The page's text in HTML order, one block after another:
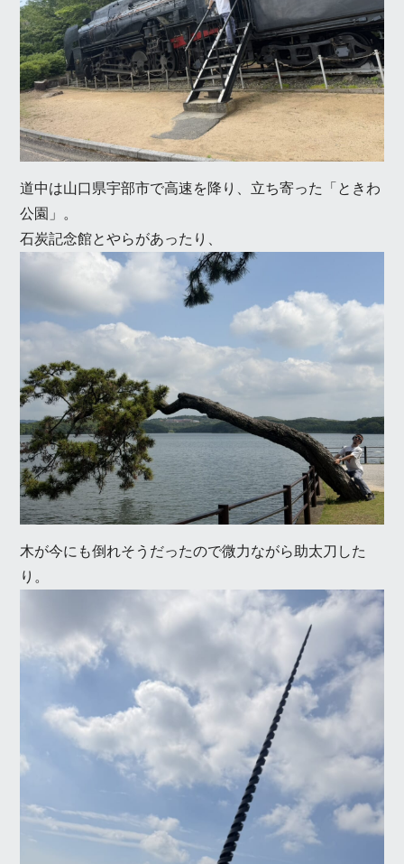
道中は山口県宇部市で高速を降り、立ち寄った「ときわ
公園」。
石炭記念館とやらがあったり、
木が今にも倒れそうだったので微力ながら助太刀した
り。